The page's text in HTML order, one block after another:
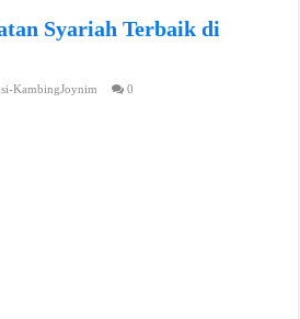
Syariah Terbaik di
KambingJoynim 0